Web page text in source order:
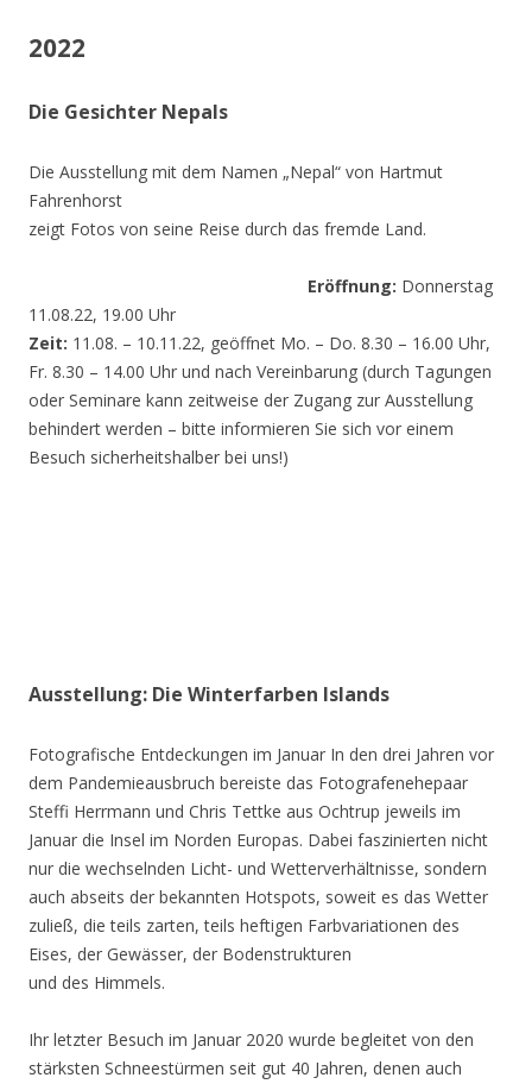
2022
Die Gesichter Nepals
Die Ausstellung mit dem Namen „Nepal“ von Hartmut
Fahrenhorst
zeigt Fotos von seine Reise durch das fremde Land.
Eröffnung: Donnerstag
11.08.22, 19.00 Uhr
Zeit: 11.08. – 10.11.22, geöffnet Mo. – Do. 8.30 – 16.00 Uhr,
Fr. 8.30 – 14.00 Uhr und nach Vereinbarung (durch Tagungen
oder Seminare kann zeitweise der Zugang zur Ausstellung
behindert werden – bitte informieren Sie sich vor einem
Besuch sicherheitshalber bei uns!)
Ausstellung: Die Winterfarben Islands
Fotografische Entdeckungen im Januar In den drei Jahren vor
dem Pandemieausbruch bereiste das Fotografenehepaar
Steffi Herrmann und Chris Tettke aus Ochtrup jeweils im
Januar die Insel im Norden Europas. Dabei faszinierten nicht
nur die wechselnden Licht- und Wetterverhältnisse, sondern
auch abseits der bekannten Hotspots, soweit es das Wetter
zuließ, die teils zarten, teils heftigen Farbvariationen des
Eises, der Gewässer, der Bodenstrukturen
und des Himmels.
Ihr letzter Besuch im Januar 2020 wurde begleitet von den
stärksten Schneestürmen seit gut 40 Jahren, denen auch